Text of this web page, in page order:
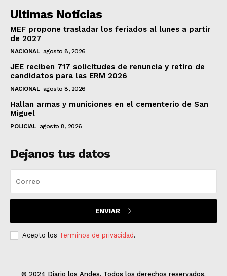
Ultimas Noticias
MEF propone trasladar los feriados al lunes a partir
de 2027
NACIONAL agosto 8, 2026
JEE reciben 717 solicitudes de renuncia y retiro de
candidatos para las ERM 2026
NACIONAL agosto 8, 2026
Hallan armas y municiones en el cementerio de San
Miguel
POLICIAL agosto 8, 2026
Dejanos tus datos
ENVIAR
Acepto los Terminos de privacidad.
© 2024 Diario los Andes. Todos los derechos reservados.